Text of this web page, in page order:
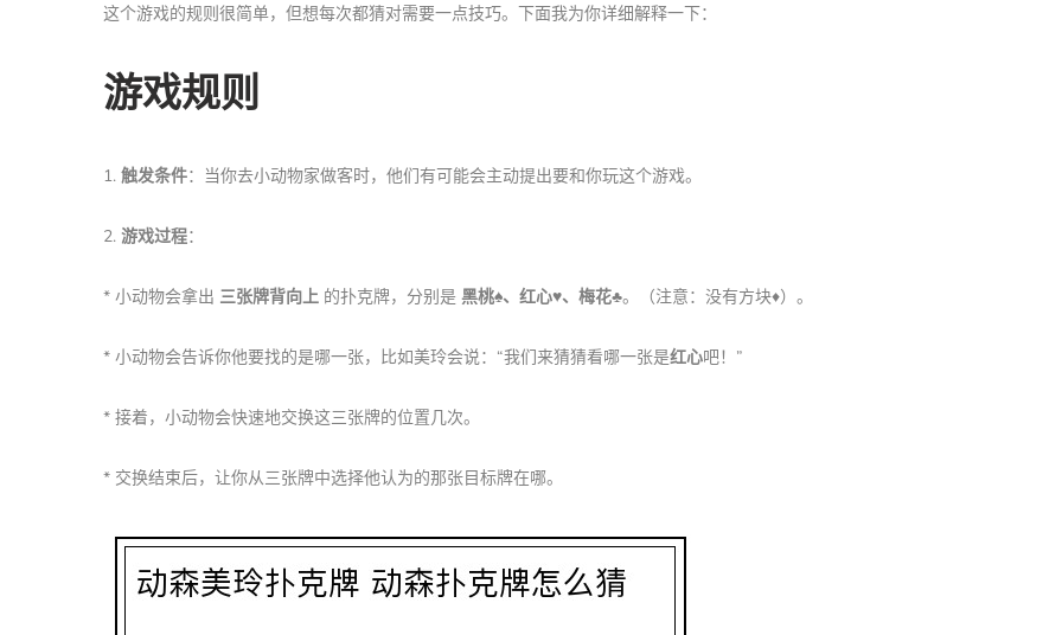
这个游戏的规则很简单，但想每次都猜对需要一点技巧。下面我为你详细解释一下：
游戏规则
1. 触发条件：当你去小动物家做客时，他们有可能会主动提出要和你玩这个游戏。
2. 游戏过程：
* 小动物会拿出 三张牌背向上 的扑克牌，分别是 黑桃♠️、红心♥️、梅花♣️。（注意：没有方块♦️）。
* 小动物会告诉你他要找的是哪一张，比如美玲会说：“我们来猜猜看哪一张是红心吧！”
* 接着，小动物会快速地交换这三张牌的位置几次。
* 交换结束后，让你从三张牌中选择他认为的那张目标牌在哪。